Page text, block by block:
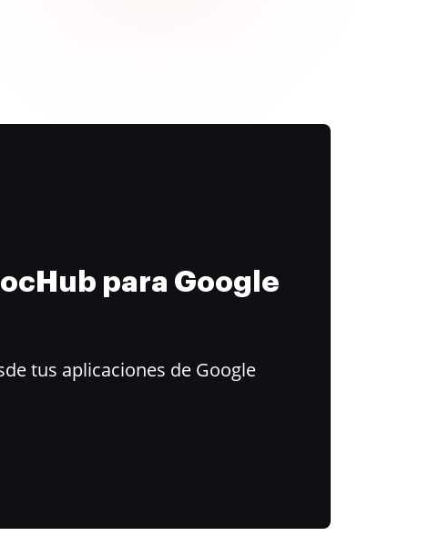
para Google
tus aplicaciones de Google